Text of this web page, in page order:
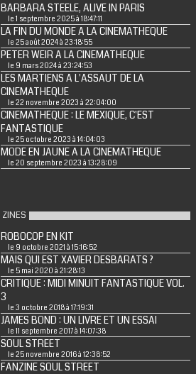
BARBARA STEELE, ALIVE IN PARIS
le 1 septembre 2025 à 18:47:11
LA FIN DU MONDE A LA CINEMATHEQUE
le 25 août 2024 à 23:18:55
PETER WEIR A LA CINEMATHEQUE
le 9 mars 2024 à 23:24:53
LES MARTIENS A L'ASSAUT DE LA
CINEMATHEQUE
le 22 novembre 2023 à 22:04:00
CINEMATHEQUE : LE MEXIQUE, C'EST
FANTASTIQUE
le 25 octobre 2023 à 14:04:03
MODE EN JAUNE A LA CINEMATHEQUE
le 20 septembre 2023 à 13:28:09
ZINES
ROBOCOP EN KIT
le 9 octobre 2021 à 15:16:52
MAIS QUI EST XAVIER DESBARATS ?
le 5 mai 2020 à 21:28:13
CRITIQUE : MIDI MINUIT FANTASTIQUE VOL.
3
le 3 octobre 2018 à 17:19:31
JAMES BOND : UN LIVRE ET UN ESSAI
le 11 septembre 2017 à 14:07:38
SOUL STREET
le 25 novembre 2016 à 12:38:52
FANZINE SOUL STREET